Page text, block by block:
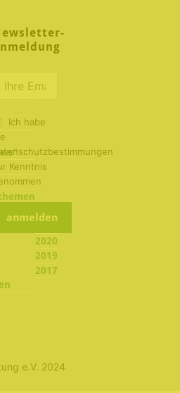
2022
2020
2019
2017
Ich habe
Kenntnis
e.V. 2024